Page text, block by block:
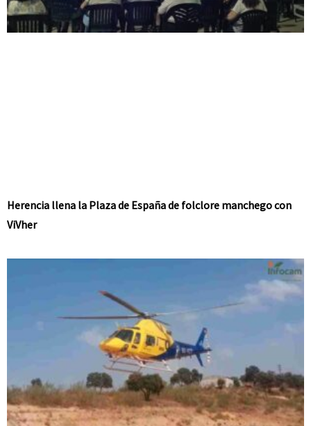
Herencia llena la Plaza de España de folclore manchego con
ViVher